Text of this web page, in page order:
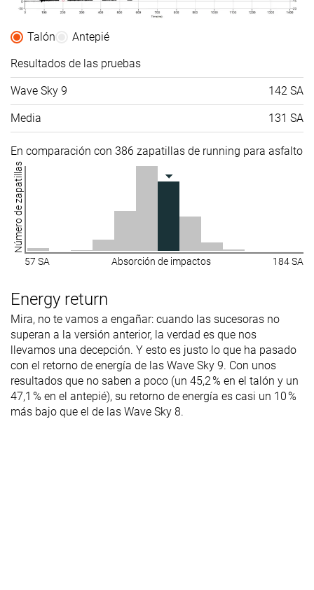
Talón
Antepié
Resultados de las pruebas
Wave Sky 9 142 SA
Media 131 SA
En comparación con 386 zapatillas de running para asfalto
Número de zapatillas
57 SA Absorción de impactos 184 SA
Energy return
Mira, no te vamos a engañar: cuando las sucesoras no
superan a la versión anterior, la verdad es que nos
llevamos una decepción. Y esto es justo lo que ha pasado
con el retorno de energía de las Wave Sky 9. Con unos
resultados que no saben a poco (un 45,2 % en el talón y un
47,1 % en el antepié), su retorno de energía es casi un 10 %
más bajo que el de las Wave Sky 8.